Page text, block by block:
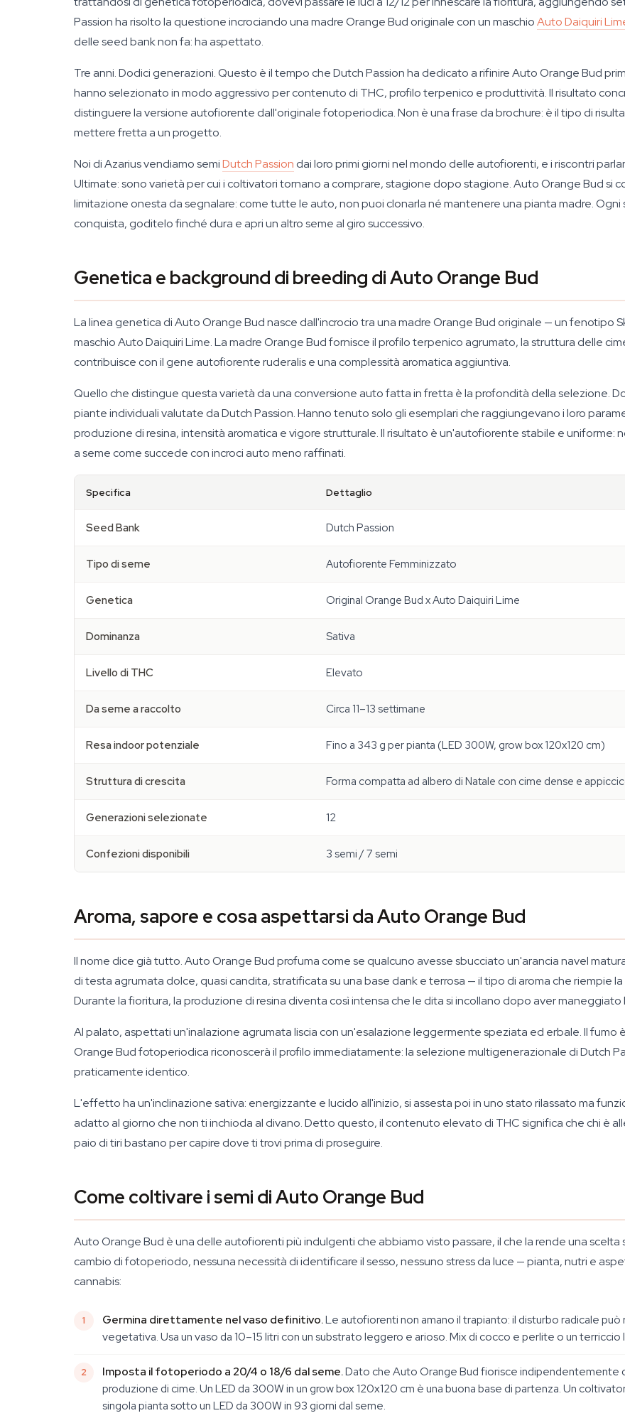
Passion ha risolto la questione incrociando una madre Orange Bud originale con un maschioAuto Daiquiri
delle seed bank non fa: ha aspettato.
Tre anni. Dodici generazioni. Questo è il tempo che Dutch Passion ha dedicato a rifinire Auto Orange Bud
hanno selezionato in modo aggressivo per contenuto di THC, profilo terpenico e produttività. Il risultato
distinguere la versione autofiorente dall'originale fotoperiodica. Non è una frase da brochure: è il tipo di
mettere fretta a un progetto.
Noi di Azarius vendiamo semiDutch Passion dai loro primi giorni nel mondo delle autofiorenti, e i riscontri
Ultimate: sono varietà per cui i coltivatori tornano a comprare, stagione dopo stagione. Auto Orange Bud si
limitazione onesta da segnalare: come tutte le auto, non puoi clonarla né mantenere una pianta madre.
conquista, goditelo finché dura e apri un altro seme al giro successivo.
Genetica e background di breeding di Auto Orange Bud
La linea genetica di Auto Orange Bud nasce dall'incrocio tra una madre Orange Bud originale — un fenotipo
maschio Auto Daiquiri Lime. La madre Orange Bud fornisce il profilo terpenico agrumato, la struttura delle
contribuisce con il gene autofiorente ruderalis e una complessità aromatica aggiuntiva.
Quello che distingue questa varietà da una conversione auto fatta in fretta è la profondità della selezione.
piante individuali valutate da Dutch Passion. Hanno tenuto solo gli esemplari che raggiungevano i loro
produzione di resina, intensità aromatica e vigore strutturale. Il risultato è un'autofiorente stabile e uniforme:
a seme come succede con incroci auto meno raffinati.
Specifica Dettaglio
Seed Bank Dutch Passion
Tipo di seme Autofiorente Femminizzato
Genetica Original Orange Bud x Auto Daiquiri Lime
Dominanza Sativa
Livello di THC Elevato
Da seme a raccolto Circa 11–13 settimane
Resa indoor potenziale Fino a 343 g per pianta (LED 300W, grow box 120x120 cm)
Struttura di crescita Forma compatta ad albero di Natale con cime dense e
Generazioni selezionate 12
Confezioni disponibili 3 semi / 7 semi
Aroma, sapore e cosa aspettarsi da Auto Orange Bud
Il nome dice già tutto. Auto Orange Bud profuma come se qualcuno avesse sbucciato un'arancia navel
di testa agrumata dolce, quasi candita, stratificata su una base dank e terrosa — il tipo di aroma che riempie
Durante la fioritura, la produzione di resina diventa così intensa che le dita si incollano dopo aver maneggiato
Al palato, aspettati un'inalazione agrumata liscia con un'esalazione leggermente speziata ed erbale. Il fumo
Orange Bud fotoperiodica riconoscerà il profilo immediatamente: la selezione multigenerazionale di Dutch
praticamente identico.
L'effetto ha un'inclinazione sativa: energizzante e lucido all'inizio, si assesta poi in uno stato rilassato ma
adatto al giorno che non ti inchioda al divano. Detto questo, il contenuto elevato di THC significa che chi è
paio di tiri bastano per capire dove ti trovi prima di proseguire.
Come coltivare i semi di Auto Orange Bud
Auto Orange Bud è una delle autofiorenti più indulgenti che abbiamo visto passare, il che la rende una
cambio di fotoperiodo, nessuna necessità di identificare il sesso, nessuno stress da luce — pianta, nutri e
cannabis:
Germina direttamente nel vaso definitivo.Le autofiorenti non amano il trapianto: il disturbo radicale
vegetativa. Usa un vaso da 10–15 litri con un substrato leggero e arioso. Mix di cocco e perlite o un
Imposta il fotoperiodo a 20/4 o 18/6 dal seme.Dato che Auto Orange Bud fiorisce indipendentemente
produzione di cime. Un LED da 300W in un grow box 120x120 cm è una buona base di partenza. Un
singola pianta sotto un LED da 300W in 93 giorni dal seme.